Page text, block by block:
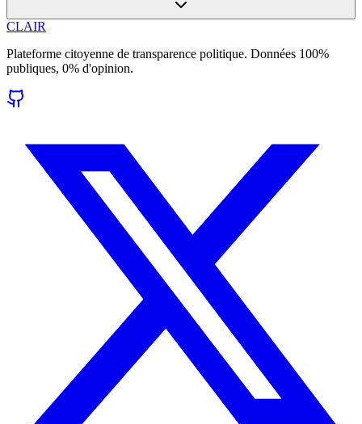
CLAIR
Plateforme citoyenne de transparence politique. Données 100%
publiques, 0% d'opinion.